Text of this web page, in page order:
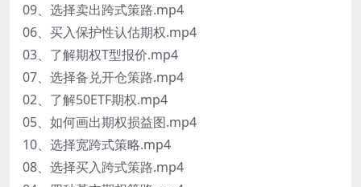
09、选择卖出跨式策路.mp4
06、买入保护性认估期权.mp4
03、了解期权T型报价.mp4
07、选择备兑开仓策路.mp4
02、了解50ETF期权.mp4
05、如何画出期权损益图.mp4
10、选择宽跨式策略.mp4
08、选择买入跨式策路.mp4